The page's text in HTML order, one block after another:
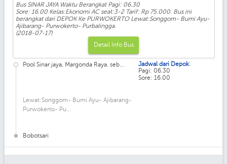
Bus SINAR JAYA Waktu Berangkat Pagi: 06.30
Sore: 16.00 Kelas:Ekonomi AC seat:3-2 Tarif: Rp 75.000. Bus ini
berangkat dari DEPOK Ke PURWOKERTO Lewat:Songgom- Bumi Ayu-
Ajibarang- Purwokerto- Purbalingga.
(2018-07-17)
Detail Info Bus
Pool Sinar jaya, Margonda Raya. seb...
Lewat:Songgom- Bumi Ayu- Ajibarang-
Purwokerto- Pu...
Bobotsari
Jadwal dari Depok:
Pagi: 06.30
Sore: 16.00